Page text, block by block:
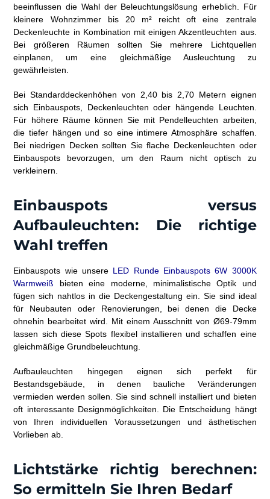
beeinflussen die Wahl der Beleuchtungslösung erheblich. Für
kleinere Wohnzimmer bis 20 m² reicht oft eine zentrale
Deckenleuchte in Kombination mit einigen Akzentleuchten aus.
Bei größeren Räumen sollten Sie mehrere Lichtquellen
einplanen, um eine gleichmäßige Ausleuchtung zu
gewährleisten.
Bei Standarddeckenhöhen von 2,40 bis 2,70 Metern eignen
sich Einbauspots, Deckenleuchten oder hängende Leuchten.
Für höhere Räume können Sie mit Pendelleuchten arbeiten,
die tiefer hängen und so eine intimere Atmosphäre schaffen.
Bei niedrigen Decken sollten Sie flache Deckenleuchten oder
Einbauspots bevorzugen, um den Raum nicht optisch zu
verkleinern.
Einbauspots versus
Aufbauleuchten: Die richtige
Wahl treffen
Einbauspots wie unsere LED Runde Einbauspots 6W 3000K
Warmweiß bieten eine moderne, minimalistische Optik und
fügen sich nahtlos in die Deckengestaltung ein. Sie sind ideal
für Neubauten oder Renovierungen, bei denen die Decke
ohnehin bearbeitet wird. Mit einem Ausschnitt von Ø69-79mm
lassen sich diese Spots flexibel installieren und schaffen eine
gleichmäßige Grundbeleuchtung.
Aufbauleuchten hingegen eignen sich perfekt für
Bestandsgebäude, in denen bauliche Veränderungen
vermieden werden sollen. Sie sind schnell installiert und bieten
oft interessante Designmöglichkeiten. Die Entscheidung hängt
von Ihren individuellen Voraussetzungen und ästhetischen
Vorlieben ab.
Lichtstärke richtig berechnen:
So ermitteln Sie Ihren Bedarf